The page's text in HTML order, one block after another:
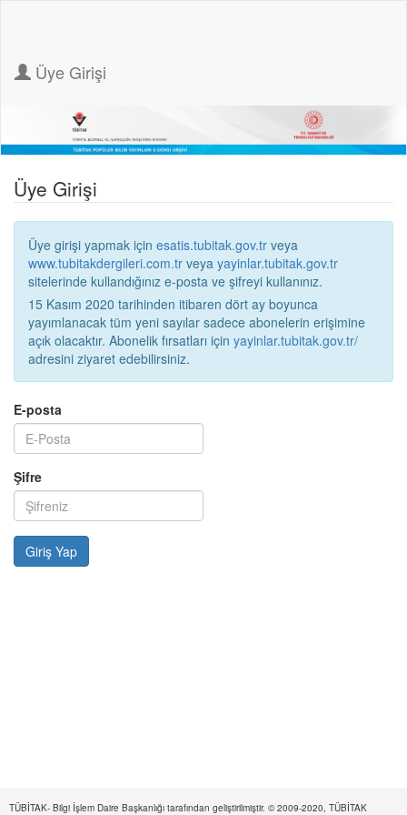
Üye Girişi
Üye Girişi
Üye girişi yapmak için esatis.tubitak.gov.tr veya
www.tubitakdergileri.com.tr veya yayinlar.tubitak.gov.tr
sitelerinde kullandığınız e-posta ve şifreyi kullanınız.
15 Kasım 2020 tarihinden itibaren dört ay boyunca
yayımlanacak tüm yeni sayılar sadece abonelerin erişimine
açık olacaktır. Abonelik fırsatları için yayinlar.tubitak.gov.tr/
adresini ziyaret edebilirsiniz.
E-posta
Şifre
TÜBİTAK- Bilgi İşlem Daire Başkanlığı tarafından geliştirilmiştir. © 2009-2020, TÜBİTAK